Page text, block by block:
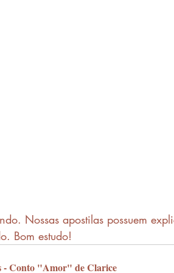
Nossas apostilas possuem
Bom estudo!
- Conto "Amor" de Clarice